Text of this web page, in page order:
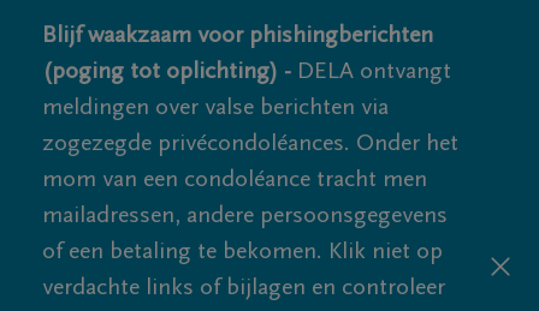
Blijf waakzaam voor phishingberichten
(poging tot oplichting) - DELA ontvangt
meldingen over valse berichten via
zogezegde privécondoléances. Onder het
mom van een condoléance tracht men
mailadressen, andere persoonsgegevens
of een betaling te bekomen. Klik niet op
verdachte links of bijlagen en controleer